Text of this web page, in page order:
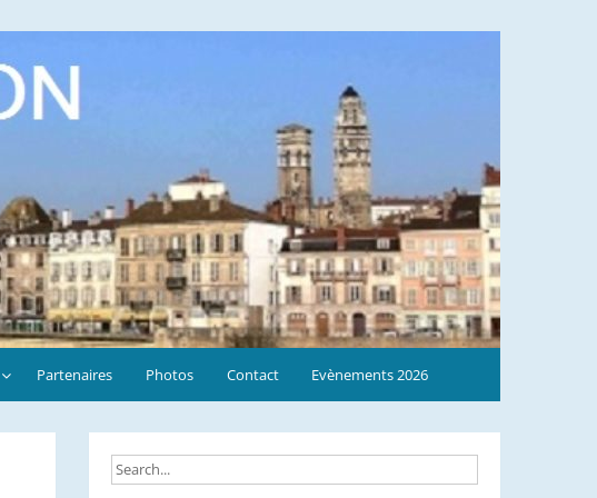
Partenaires Photos Contact Evènements 2026